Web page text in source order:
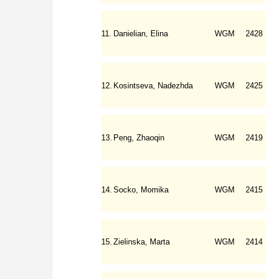
11. Danielian, Elina WGM 2428
12. Kosintseva, Nadezhda WGM 2425
13. Peng, Zhaoqin WGM 2419
14. Socko, Momika WGM 2415
15. Zielinska, Marta WGM 2414